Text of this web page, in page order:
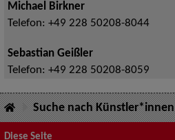
Michael Birkner
Telefon: +49 228 50208-8044
Sebastian Geißler
Telefon: +49 228 50208-8059
Suche nach Künstler*innen
Diese Seite